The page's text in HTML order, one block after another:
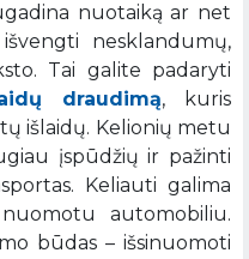
nuotaiką ar net
nesklandumų,
Tai galite padaryti
draudimą, kuris
išlaidų. Kelionių metu
įspūdžių ir pažinti
Keliauti galima
automobiliu.
būdas – išsinuomoti